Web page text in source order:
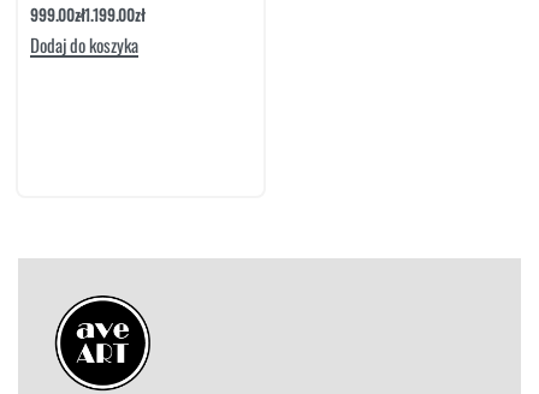
999.00zł1.199.00zł
Dodaj do koszyka